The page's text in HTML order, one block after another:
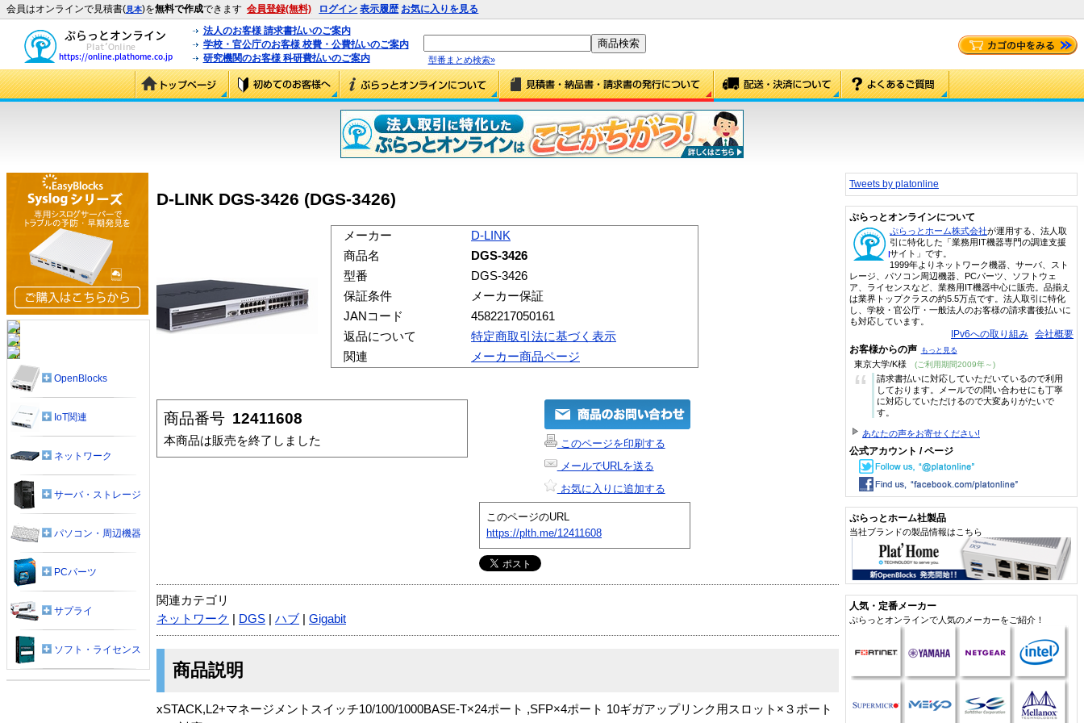
会員はオンラインで見積書(見本)を無料で作成できます 会員登録(無料) ログイン 表示履歴 お気に入りを見る
法人のお客様 請求書払いのご案内
学校・官公庁のお客様 校費・公費払いのご案内
研究機関のお客様 科研費払いのご案内
型番まとめ検索»
D-LINK DGS-3426 (DGS-3426)
メーカー
D-LINK
商品名
DGS-3426
型番
DGS-3426
保証条件
メーカー保証
JANコード
4582217050161
返品について
特定商取引法に基づく表示
関連
メーカー商品ページ
商品番号 12411608
本商品は販売を終了しました
このページを印刷する
メールでURLを送る
お気に入りに追加する
このページのURL
https://plth.me/12411608
関連カテゴリ
ネットワーク
DGS ハブ Gigabit
商品説明
xSTACK,L2+マネージメントスイッチ10/100/1000BASE-T×24ポート ,SFP×4ポート 10ギガアップリンク用スロット×３ポート
OpenBlocks
IoT関連
ネットワーク
サーバ・ストレージ
パソコン・周辺機器
PCパーツ
サプライ
ソフト・ライセンス
Tweets by platonline
ぷらっとオンラインについて
ぷらっとホーム株式会社が運用する、法人取
引に特化した「業務用IT機器専門の調達支援
サイト」です。
1999年よりネットワーク機器、サーバ、スト
レージ、パソコン周辺機器、PCパーツ、ソフトウェ
ア、ライセンスなど、業務用IT機器中心に販売。品揃え
は業界トップクラスの約5.5万点です。法人取引に特化
し、学校・官公庁・一般法人のお客様の請求書後払いに
も対応しています。
IPv6への取り組み 会社概要
お客様からの声 もっと見る
東京大学/K様 (ご利用期間2009年～)
“
請求書払いに対応していただいているので利用
しております。メールでの問い合わせにも丁寧
に対応していただけるので大変ありがたいで
す。
あなたの声をお寄せください!
公式アカウント / ページ
ぷらっとホーム社製品
当社ブランドの製品情報はこちら
人気・定番メーカー
ぷらっとオンラインで人気のメーカーをご紹介！